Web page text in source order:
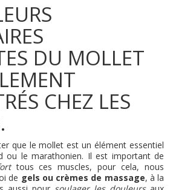
DU MOLLET
CHEZ LES
que le mollet est un élément essentiel
ou le marathonien. Il est important de
tous ces muscles, pour cela, nous
de gels ou crèmes de massage, à la